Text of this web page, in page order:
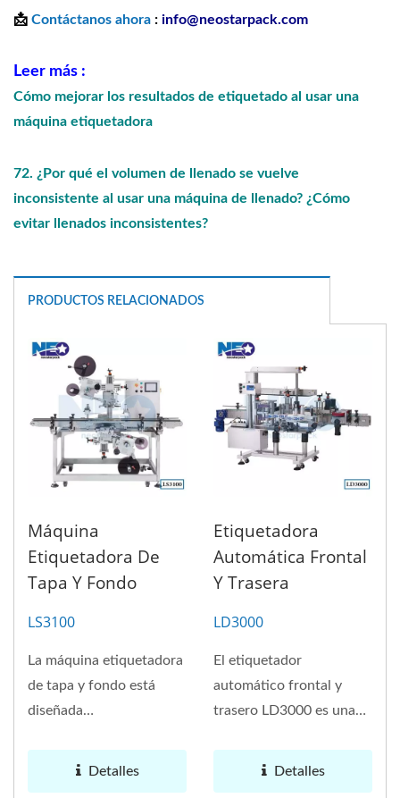
📩 Contáctanos ahora : info@neostarpack.com
Leer más :
Cómo mejorar los resultados de etiquetado al usar una
máquina etiquetadora
72. ¿Por qué el volumen de llenado se vuelve
inconsistente al usar una máquina de llenado? ¿Cómo
evitar llenados inconsistentes?
PRODUCTOS RELACIONADOS
Máquina
Etiquetadora De
Tapa Y Fondo
LS3100
La máquina etiquetadora
de tapa y fondo está
diseñada
Detalles
Etiquetadora
Automática Frontal
Y Trasera
LD3000
El etiquetador
automático frontal y
trasero LD3000 es una
Detalles